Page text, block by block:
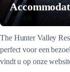
The Hunter Valley
perfect voor een
vindt u op onze